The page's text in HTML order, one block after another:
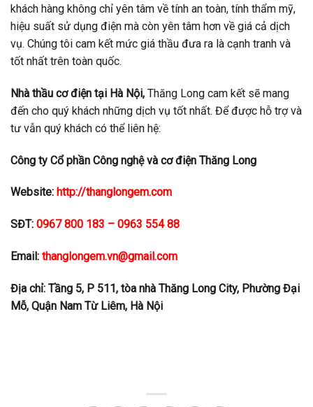
khách hàng không chỉ yên tâm về tính an toàn, tính thẩm mỹ,
hiệu suất sử dụng điện mà còn yên tâm hơn về giá cả dịch
vụ. Chúng tôi cam kết mức giá thầu đưa ra là cạnh tranh và
tốt nhất trên toàn quốc.
Nhà thầu cơ điện tại Hà Nội, Thăng Long cam kết sẽ mang
đến cho quý khách những dịch vụ tốt nhất. Để được hỗ trợ và
tư vẫn quý khách có thể liên hệ:
Công ty Cổ phần Công nghệ và cơ điện Thăng Long
Website: http://thanglongem.com
SĐT: 0967 800 183 – 0963 554 88
Email: thanglongem.vn@gmail.com
Địa chỉ: Tầng 5, P 511, tòa nhà Thăng Long City, Phường Đại
Mỗ, Quận Nam Từ Liêm, Hà Nội